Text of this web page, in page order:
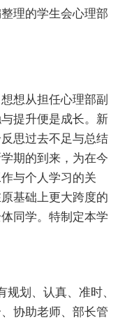
理的学生会心理部
想从担任心理部副
提升便是成长。新
思过去不足与总结
期的到来，为在今
与个人学习的关
基础上更大跨度的
同学。特制定本学
划、认真、准时、
协助老师、部长管